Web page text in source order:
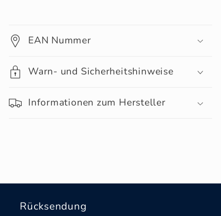
EAN Nummer
Warn- und Sicherheitshinweise
Informationen zum Hersteller
Rücksendung